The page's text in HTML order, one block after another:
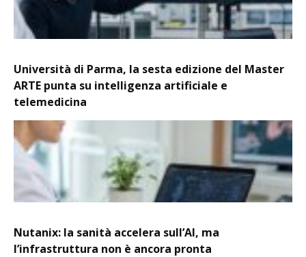
Università di Parma, la sesta edizione del Master
ARTE punta su intelligenza artificiale e
telemedicina
Nutanix: la sanità accelera sull’AI, ma
l’infrastruttura non è ancora pronta